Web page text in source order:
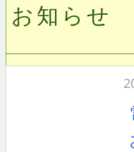
お知らせ